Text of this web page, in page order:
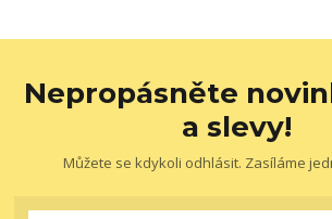
Nepropásněte
a slevy!
Můžete se kdykoli odhlásit. Zasíláme